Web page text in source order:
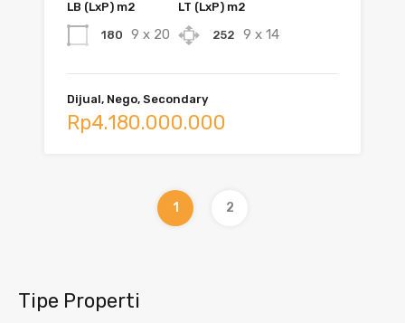
LB (LxP) m2
180 9 x 20
LT (LxP) m2
252 9 x 14
Dijual, Nego, Secondary
Rp4.180.000.000
1 2
Tipe Properti